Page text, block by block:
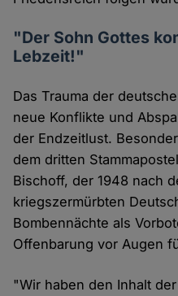
"Der Sohn Gottes
Lebzeit!"
Das Trauma der
neue Konflikte und
der Endzeitlust.
dem dritten
Bischoff, der 1948 nach
kriegszermürbten
Bombennächte als
Offenbarung vor Augen
"Wir haben den Inhalt